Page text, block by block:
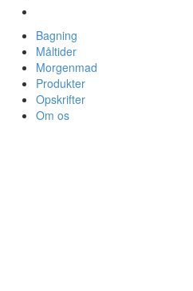
Bagning
Måltider
Morgenmad
Produkter
Opskrifter
Om os